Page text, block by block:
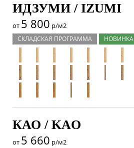
ИДЗУМИ / IZUMI
от 5 800 р/м2
СКЛАДСКАЯ ПРОГРАММА НОВИНКА
КАО / KAO
от 5 660 р/м2